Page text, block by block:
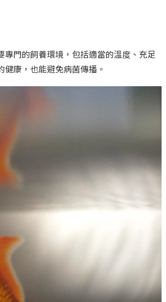
門的飼養環境，包括適當的溫度、充足
康，也能避免病菌傳播。